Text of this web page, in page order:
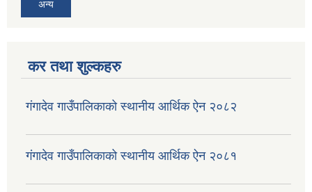
अन्य
कर तथा शुल्कहरु
गंगादेव गाउँपालिकाको स्थानीय आर्थिक ऐन २०८२
गंगादेव गाउँपालिकाको स्थानीय आर्थिक ऐन २०८१